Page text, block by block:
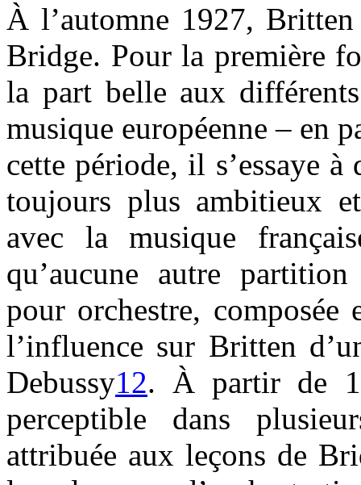
À l’automne 1927,
Bridge. Pour la première
la part belle aux
musique européenne – en
cette période, il s’essaye
toujours plus ambitieux
avec la musique
qu’aucune autre
pour orchestre,
l’influence sur Britten
Debussy12. À partir de
perceptible dans
attribuée aux leçons de